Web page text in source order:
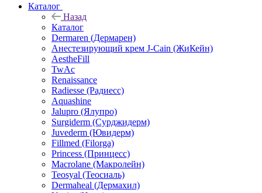
Каталог
Назад
Каталог
Dermaren (Дермарен)
Анестезирующий крем J-Cain (ЖиКейн)
AestheFill
TwAc
Renaissance
Radiesse (Радиесс)
Aquashine
Jalupro (Ялупро)
Surgiderm (Сурджидерм)
Juvederm (Ювидерм)
Fillmed (Filorga)
Princess (Принцесс)
Macrolane (Макролейн)
Teosyal (Теосиаль)
Dermaheal (Дермахил)